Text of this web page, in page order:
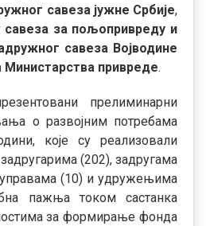
савеза јужне Србије,
за пољопривреду и
савеза Војводине
привреде.
прелиминарни
о развојним потребама
које су реализовали
(202), задругама
(10) и удружењима
пажња током састанка
за формирање фонда